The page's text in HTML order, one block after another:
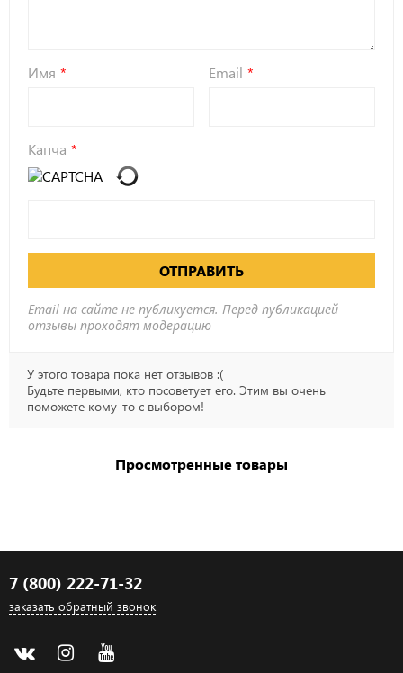
Имя Email
Капча
ОТПРАВИТЬ
Email на сайте не публикуется. Перед публикацией
отзывы проходят модерацию
У этого товара пока нет отзывов :(
Будьте первыми, кто посоветует его. Этим вы очень
поможете кому-то с выбором!
Просмотренные товары
7 (800) 222-71-32
заказать обратный звонок